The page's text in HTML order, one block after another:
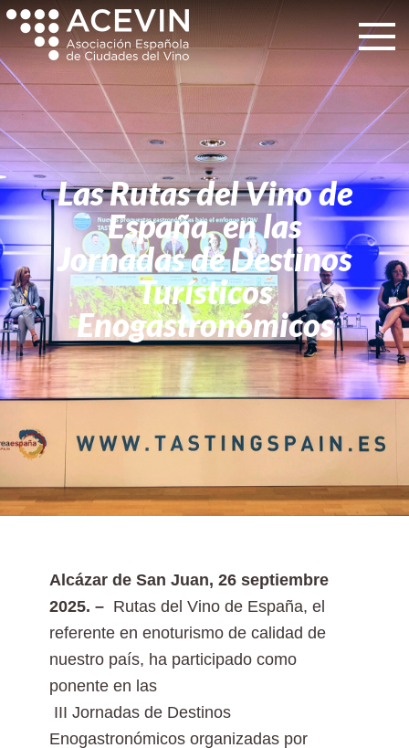
Las Rutas del Vino de
España, en las
Jornadas de Destinos
Turísticos
Enogastronómicos
Alcázar de San Juan, 26 septiembre
2025. – Rutas del Vino de España, el
referente en enoturismo de calidad de
nuestro país, ha participado como
ponente en las
III Jornadas de Destinos
Enogastronómicos organizadas por